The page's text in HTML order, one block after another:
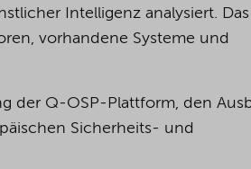
Intelligenz analysiert. Das
vorhandene Systeme und
der Q-OSP-Plattform, den
Sicherheits- und